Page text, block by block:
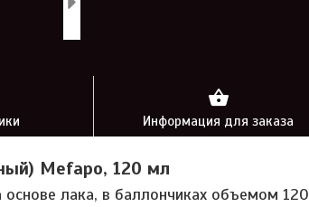
Информация для заказа
Mefapo, 120 мл
лака, в баллончиках объемом 120